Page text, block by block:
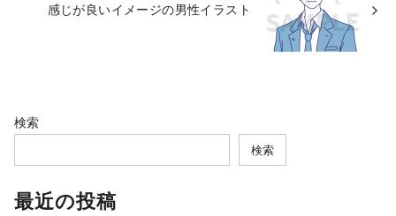
感じが良いイメージの男性イラスト
検索
検索
最近の投稿